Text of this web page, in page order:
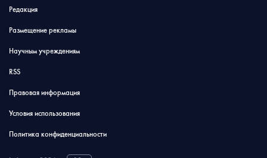
Редакция
Размещение рекламы
Научным учреждениям
RSS
Правовая информация
Условия использования
Политика конфиденциальности